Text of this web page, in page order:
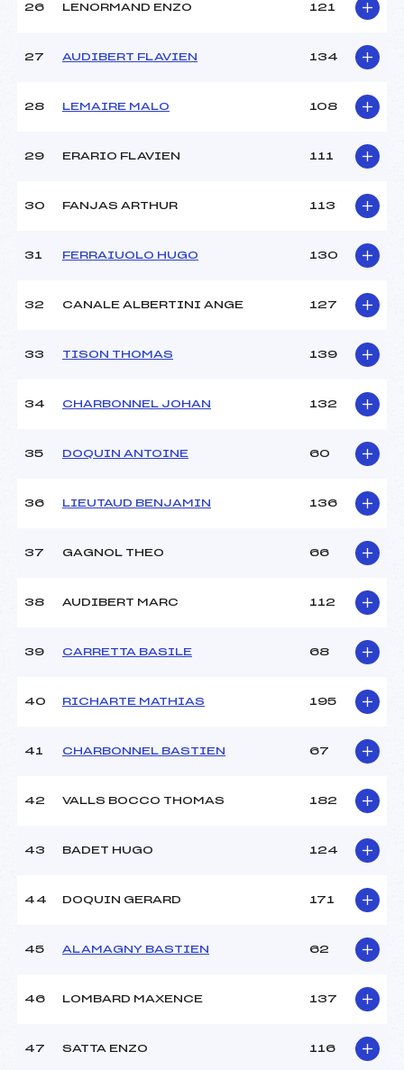
26 LENORMAND ENZO 121
27 AUDIBERT FLAVIEN 134
28 LEMAIRE MALO 108
29 ERARIO FLAVIEN 111
30 FANJAS ARTHUR 113
31 FERRAIUOLO HUGO 130
32 CANALE ALBERTINI ANGE 127
33 TISON THOMAS 139
34 CHARBONNEL JOHAN 132
35 DOQUIN ANTOINE 60
36 LIEUTAUD BENJAMIN 136
37 GAGNOL THEO 66
38 AUDIBERT MARC 112
39 CARRETTA BASILE 68
40 RICHARTE MATHIAS 195
41 CHARBONNEL BASTIEN 67
42 VALLS BOCCO THOMAS 182
43 BADET HUGO 124
44 DOQUIN GERARD 171
45 ALAMAGNY BASTIEN 62
46 LOMBARD MAXENCE 137
47 SATTA ENZO 116